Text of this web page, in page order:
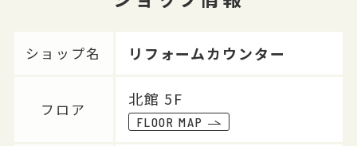
ショップ名 リフォームカウンター
フロア
北館 5F
FLOOR MAP